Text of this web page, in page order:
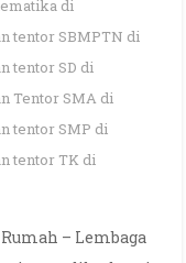
di
tentor SBMPTN di
tentor SD di
Tentor SMA di
tentor SMP di
tentor TK di
– Lembaga